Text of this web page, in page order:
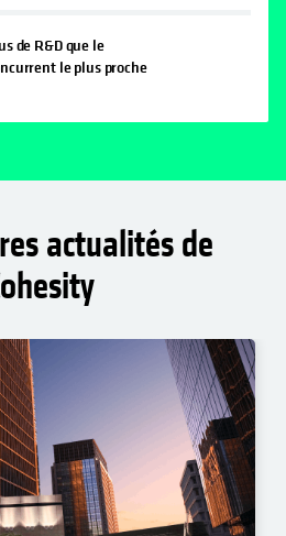
de R&D que le
le plus proche
actualités de